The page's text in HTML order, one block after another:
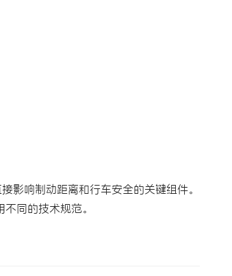
影响制动距离和行车安全的关键组件。
同的技术规范。